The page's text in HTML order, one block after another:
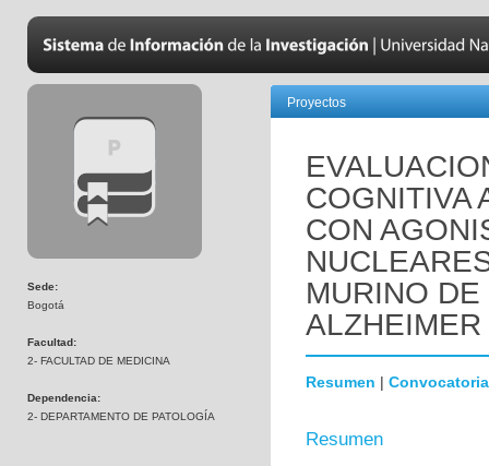
Sede:
Bogotá
Facultad:
2- FACULTAD DE MEDICINA
Dependencia:
2- DEPARTAMENTO DE PATOLOGÍA
Proyectos
COGNITIVA
CON
MURINO
Resumen | Convocatoria
Resumen